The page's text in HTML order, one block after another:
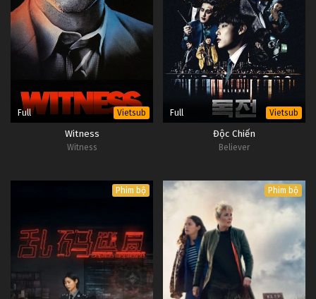
Full Vietsub
Witness
Witness
Full Vietsub
Độc Chiến
Believer
Phim bộ Phim bộ